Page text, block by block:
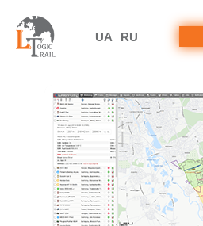
UA RU